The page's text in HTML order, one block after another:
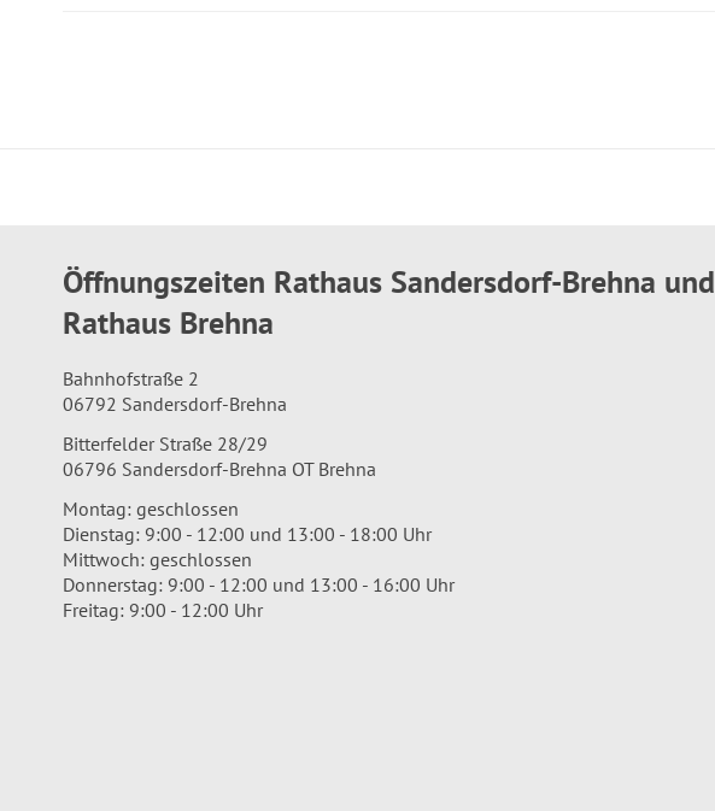
Öffnungszeiten Rathaus Sandersdorf-Brehna und
Rathaus Brehna
Bahnhofstraße 2
06792 Sandersdorf-Brehna
Bitterfelder Straße 28/29
06796 Sandersdorf-Brehna OT Brehna
Montag: geschlossen
Dienstag: 9:00 - 12:00 und 13:00 - 18:00 Uhr
Mittwoch: geschlossen
Donnerstag: 9:00 - 12:00 und 13:00 - 16:00 Uhr
Freitag: 9:00 - 12:00 Uhr